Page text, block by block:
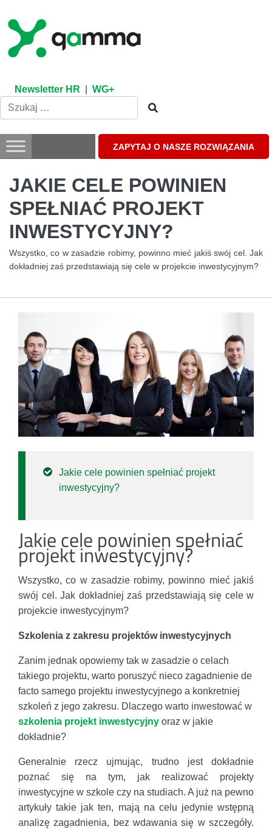
content
Newsletter HR WG+
ZAPYTAJ O NASZE ROZWIĄZANIA
JAKIE CELE POWINIEN
SPEŁNIAĆ PROJEKT
INWESTYCYJNY?
Wszystko, co w zasadzie robimy, powinno mieć jakiś swój cel. Jak
dokładniej zaś przedstawiają się cele w projekcie inwestycyjnym?
Jakie cele powinien spełniać projekt
inwestycyjny?
Jakie cele powinien spełniać
projekt inwestycyjny?
Wszystko, co w zasadzie robimy, powinno mieć jakiś
swój cel. Jak dokładniej zaś przedstawiają się cele w
projekcie inwestycyjnym?
Szkolenia z zakresu projektów inwestycyjnych
Zanim jednak opowiemy tak w zasadzie o celach
takiego projektu, warto poruszyć nieco zagadnienie de
facto samego projektu inwestycyjnego a konkretniej
szkoleń z jego zakresu. Dlaczego warto inwestować w
szkolenia projekt inwestycyjny oraz w jakie
dokładnie?
Generalnie rzecz ujmując, trudno jest dokładnie
poznać się na tym, jak realizować projekty
inwestycyjne w szkole czy na studiach. A już na pewno
artykuły takie jak ten, mają na celu jedynie wstępną
analizę zagadnienia, bez wdawania się w szczegóły.